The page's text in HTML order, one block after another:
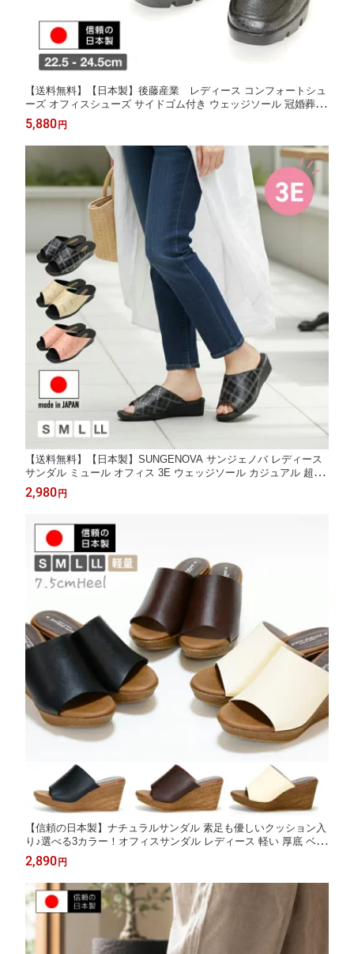
【送料無料】【日本製】後藤産業 レディース コンフォートシュ
ーズ オフィスシューズ サイドゴム付き ウェッジソール 冠婚葬祭
脚長 美脚効果 痛くない 柔らかい 靴 黒 軽量 幅広 3E EEE リスの
マーク GOTOU SANGYO Ark-Shoes アークシューズ ms-330-405
3
5,880 円
【送料無料】【日本製】SUNGENOVA サンジェノバ レディース
サンダル ミュール オフィス 3E ウェッジソール カジュアル 超軽
量 静音 美脚 疲れない nm-h310
2,980 円
【信頼の日本製】ナチュラルサンダル 素足も優しいクッション入
り♪選べる3カラー！オフィスサンダル レディース 軽い 厚底 ベラ
ンダー履き 美脚7.5cmヒール ジュート巻き調ソール ブラック ホ
ワイト ブラウン 92970
2,890 円